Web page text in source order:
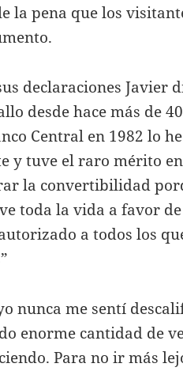
la pena que los
declaraciones Javier
desde hace más de
Central en 1982 lo
y tuve el raro mérito
la convertibilidad
toda la vida a favor
a todos los
nunca me sentí
enorme cantidad de
Para no ir más